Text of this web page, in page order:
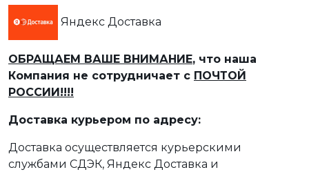
Яндекс Доставка
ОБРАЩАЕМ ВАШЕ ВНИМАНИЕ, что наша
Компания не сотрудничает с ПОЧТОЙ
РОССИИ!!!!
Доставка курьером по адресу:
Доставка осуществляется курьерскими
службами СДЭК, Яндекс Доставка и